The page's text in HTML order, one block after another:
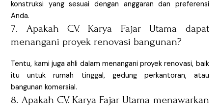
konstruksi yang sesuai dengan anggaran dan preferensi
Anda.
7. Apakah CV. Karya Fajar Utama dapat
menangani proyek renovasi bangunan?
Tentu, kami juga ahli dalam menangani proyek renovasi, baik
itu untuk rumah tinggal, gedung perkantoran, atau
bangunan komersial.
8. Apakah CV. Karya Fajar Utama menawarkan